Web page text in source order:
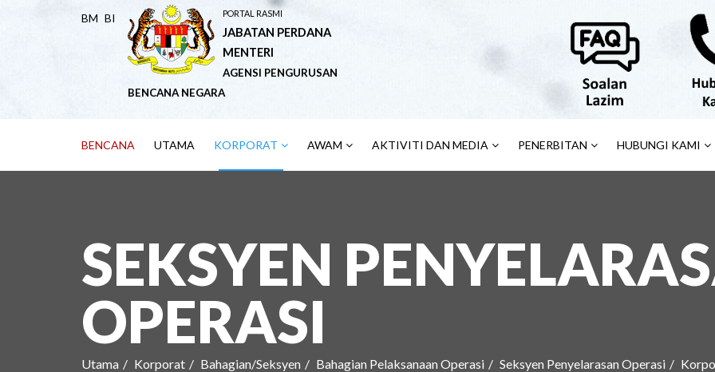
BM BI PORTAL RASMI
JABATAN PERDANA
MENTERI
AGENSI PENGURUSAN
BENCANA NEGARA
BENCANA UTAMA KORPORAT AWAM AKTIVITI DAN MEDIA PENERBITAN HUBUNGI KAMI
SEKSYEN
OPERASI
Utama Korporat Bahagian/Seksyen Bahagian Pelaksanaan Operasi Seksyen Penyelarasan Operasi